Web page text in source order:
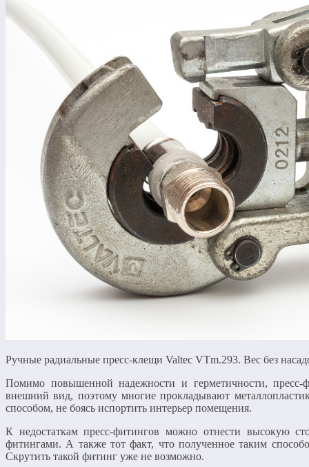
Ручные радиальные пресс-клещи Valtec VTm.293. Вес без
Помимо повышенной надежности и герметичности,
внешний вид, поэтому многие прокладывают
способом, не боясь испортить интерьер помещения.
К недостаткам пресс-фитингов можно отнести высокую
фитингами. А также тот факт, что полученное таким
Скрутить такой фитинг уже не возможно.